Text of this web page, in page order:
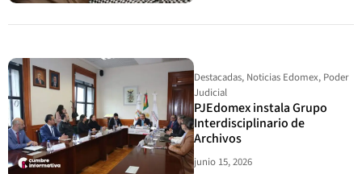
Destacadas, Noticias Edomex, Poder
Judicial
PJEdomex instala Grupo
Interdisciplinario de
Archivos
junio 15, 2026